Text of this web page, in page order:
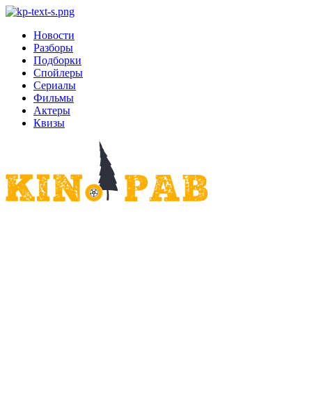
Новости
Разборы
Подборки
Спойлеры
Сериалы
Фильмы
Актеры
Квизы